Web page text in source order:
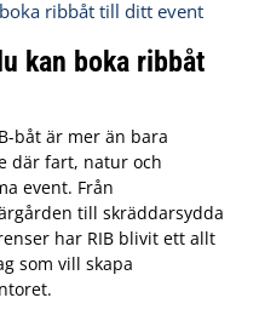
kan boka ribbåt
båt är mer än bara
där fart, natur och
event. Från
till skräddarsydda
har RIB blivit ett allt
som vill skapa